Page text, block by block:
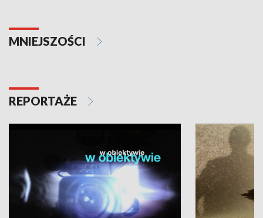
MNIEJSZOŚCI
REPORTAŻE